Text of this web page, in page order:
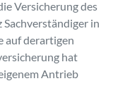
Versicherung des
Sachverständiger in
auf derartigen
hat
Antrieb